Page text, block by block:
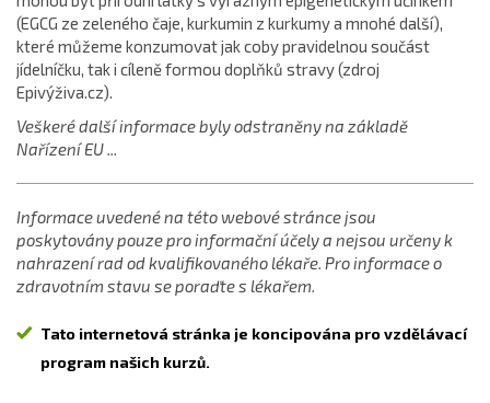
(EGCG ze zeleného čaje, kurkumin z kurkumy a mnohé další),
které můžeme konzumovat jak coby pravidelnou součást
jídelníčku, tak i cíleně formou doplňků stravy (zdroj
Epivýživa.cz).
Veškeré další informace byly odstraněny na základě
Nařízení EU ...
Informace uvedené na této webové stránce jsou
poskytovány pouze pro informační účely a nejsou určeny k
nahrazení rad od kvalifikovaného lékaře. Pro informace o
zdravotním stavu se poraďte s lékařem.
Tato internetová stránka je koncipována pro vzdělávací
program našich kurzů.